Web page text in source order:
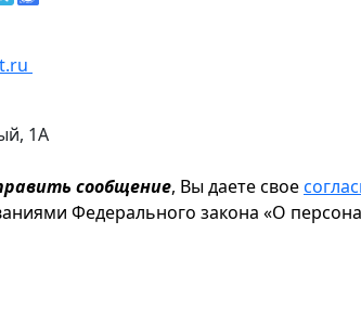
1А
сообщение, Вы даете свое
Федерального закона «О